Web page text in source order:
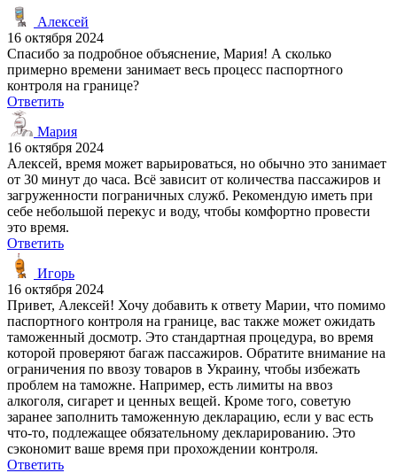
Алексей
16 октября 2024
Спасибо за подробное объяснение, Мария! А сколько
примерно времени занимает весь процесс паспортного
контроля на границе?
Ответить
Мария
16 октября 2024
Алексей, время может варьироваться, но обычно это занимает
от 30 минут до часа. Всё зависит от количества пассажиров и
загруженности пограничных служб. Рекомендую иметь при
себе небольшой перекус и воду, чтобы комфортно провести
это время.
Ответить
Игорь
16 октября 2024
Привет, Алексей! Хочу добавить к ответу Марии, что помимо
паспортного контроля на границе, вас также может ожидать
таможенный досмотр. Это стандартная процедура, во время
которой проверяют багаж пассажиров. Обратите внимание на
ограничения по ввозу товаров в Украину, чтобы избежать
проблем на таможне. Например, есть лимиты на ввоз
алкоголя, сигарет и ценных вещей. Кроме того, советую
заранее заполнить таможенную декларацию, если у вас есть
что-то, подлежащее обязательному декларированию. Это
сэкономит ваше время при прохождении контроля.
Ответить